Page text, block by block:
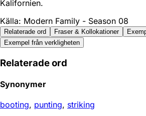
Kalifornien.
Källa: Modern Family - Season 08
Relaterade ord Fraser & Kollokationer
Exempel från verkligheten
Relaterade ord
Synonymer
booting, punting, striking